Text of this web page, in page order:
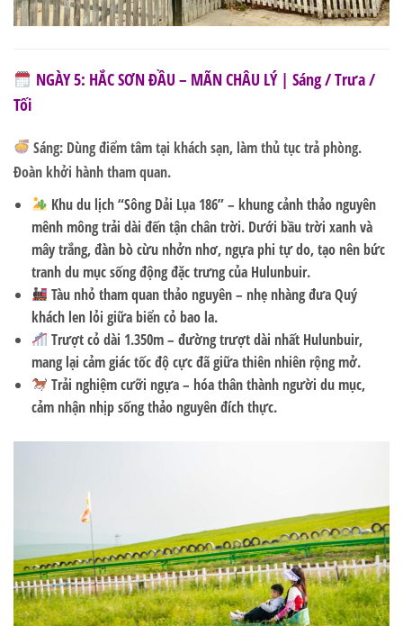
NGÀY 5: HẮC SƠN ĐẦU – MÃN CHÂU LÝ | Sáng / Trưa /
Tối
Sáng: Dùng điểm tâm tại khách sạn, làm thủ tục trả phòng.
Đoàn khởi hành tham quan.
Khu du lịch “Sông Dải Lụa 186”– khung cảnh thảo nguyên
mênh mông trải dài đến tận chân trời. Dưới bầu trời xanh và
mây trắng, đàn bò cừu nhởn nhơ, ngựa phi tự do, tạo nên bức
tranh du mục sống động đặc trưng của Hulunbuir.
Tàu nhỏ tham quan thảo nguyên– nhẹ nhàng đưa Quý
khách len lỏi giữa biển cỏ bao la.
Trượt cỏ dài 1.350m– đường trượt dài nhất Hulunbuir,
mang lại cảm giác tốc độ cực đã giữa thiên nhiên rộng mở.
Trải nghiệm cưỡi ngựa– hóa thân thành người du mục,
cảm nhận nhịp sống thảo nguyên đích thực.